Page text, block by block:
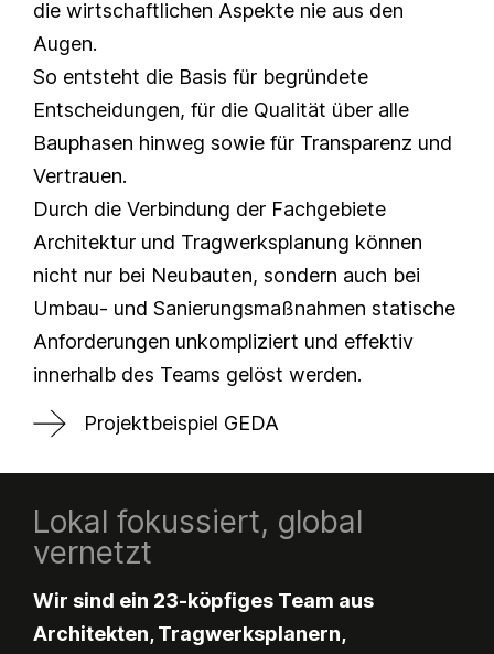
die wirtschaftlichen Aspekte nie aus den
Augen.
So entsteht die Basis für begründete
Entscheidungen, für die Qualität über alle
Bauphasen hinweg sowie für Transparenz und
Vertrauen.
Durch die Verbindung der Fachgebiete
Architektur und Tragwerksplanung können
nicht nur bei Neubauten, sondern auch bei
Umbau- und Sanierungsmaßnahmen statische
Anforderungen unkompliziert und effektiv
innerhalb des Teams gelöst werden.
Projektbeispiel GEDA
Lokal fokussiert, global
vernetzt
Wir sind ein 23-köpfiges Team aus
Architekten, Tragwerksplanern,